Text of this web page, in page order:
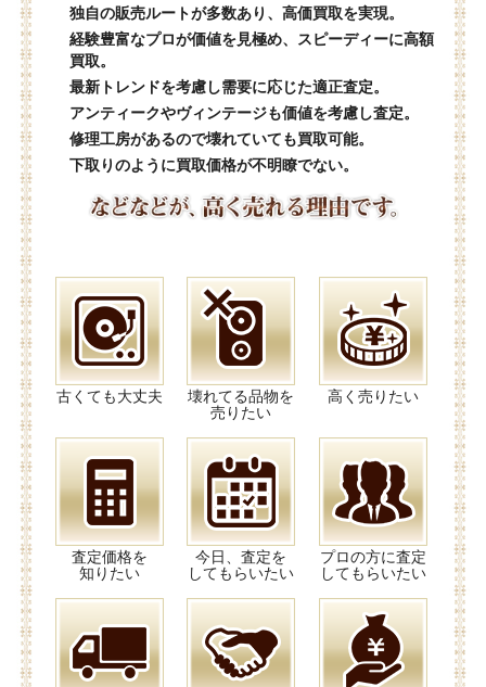
独自の販売ルートが多数あり、高価買取を実現。
経験豊富なプロが価値を見極め、スピーディーに高額
買取。
最新トレンドを考慮し需要に応じた適正査定。
アンティークやヴィンテージも価値を考慮し査定。
修理工房があるので壊れていても買取可能。
下取りのように買取価格が不明瞭でない。
古くても大丈夫
壊れてる品物を
売りたい
高く売りたい
査定価格を
知りたい
今日、査定を
してもらいたい
プロの方に査定
してもらいたい